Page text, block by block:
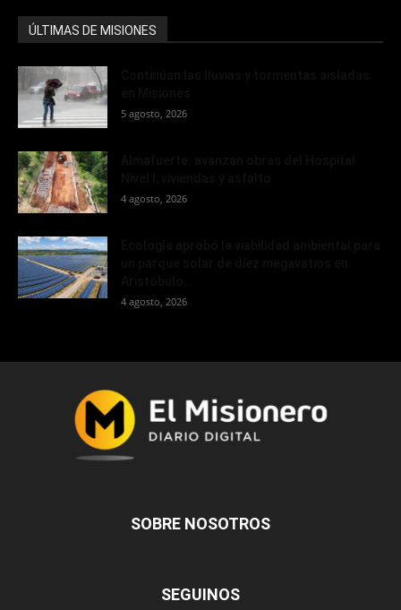
ÚLTIMAS DE MISIONES
5 agosto, 2026
4 agosto, 2026
4 agosto, 2026
SOBRE NOSOTROS
SEGUINOS